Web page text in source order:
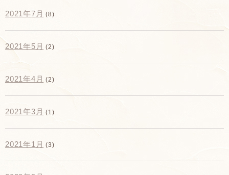
2021年7月 (8)
2021年5月 (2)
2021年4月 (2)
2021年3月 (1)
2021年1月 (3)